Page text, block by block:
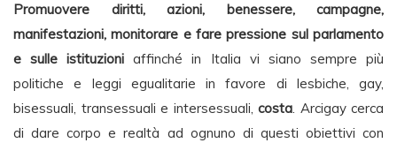
Promuovere diritti, azioni, benessere, campagne,
manifestazioni, monitorare e fare pressione sul parlamento
e sulle istituzioni affinché in Italia vi siano sempre più
politiche e leggi egualitarie in favore di lesbiche, gay,
bisessuali, transessuali e intersessuali, costa. Arcigay cerca
di dare corpo e realtà ad ognuno di questi obiettivi con